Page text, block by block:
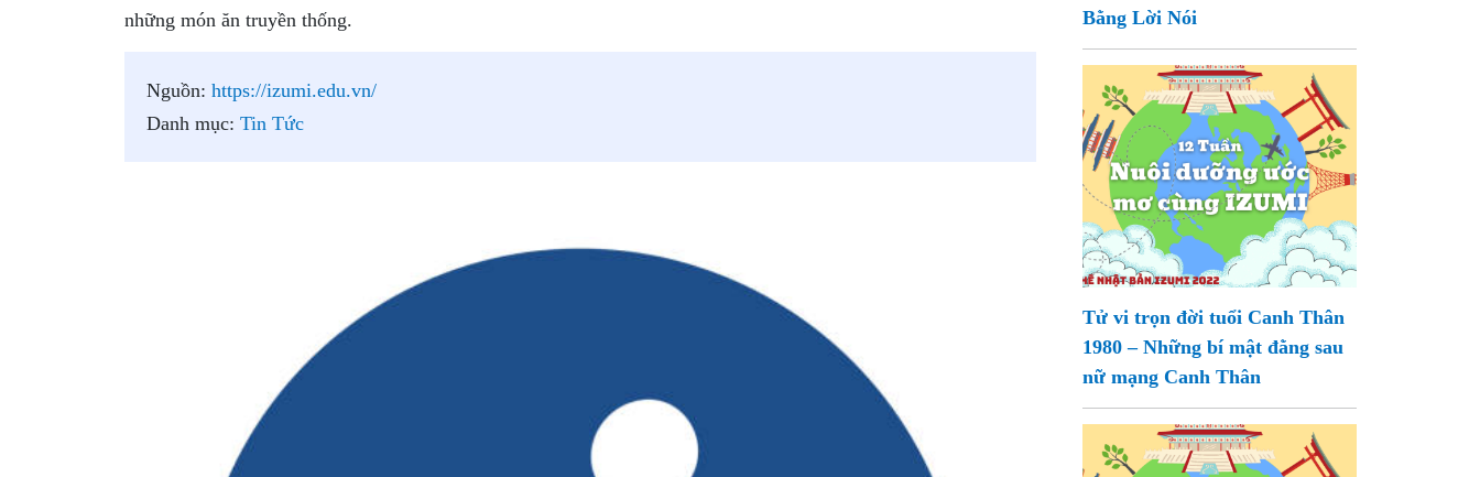
những món ăn truyền thống.
Nguồn: https://izumi.edu.vn/
Danh mục: Tin Tức
Bằng Lời Nói
Tử vi trọn đời tuổi Canh Thân
1980 – Những bí mật đằng sau
nữ mạng Canh Thân